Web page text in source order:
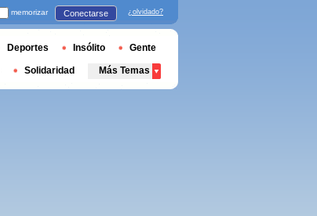
memorizar Conectarse ¿olvidado?
Deportes Insólito Gente
Solidaridad Más Temas